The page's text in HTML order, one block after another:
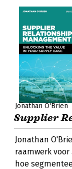
Jonathan O'Brien
Supplier
Jonathan
raamwerk
hoe